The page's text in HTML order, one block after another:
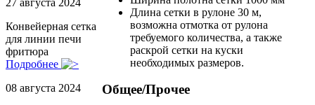
27 августа 2024
Конвейерная сетка
для линии печи
фритюра
Подробнее
08 августа 2024
Длина сетки в рулоне 30 м,
возможна отмотка от рулона
требуемого количества, а также
раскрой сетки на куски
необходимых размеров.
Общее/Прочее